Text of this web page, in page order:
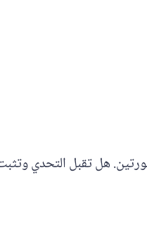
هل تقبل التحدي